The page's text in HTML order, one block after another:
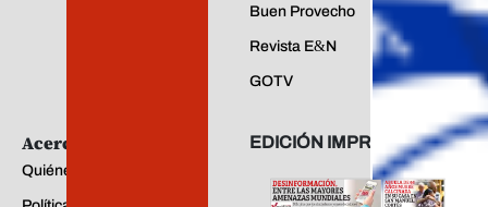
Buen Provecho
Revista E&N
GOTV
Acerca de La Prensa
Quiénes somos
EDICIÓN IMPRESA